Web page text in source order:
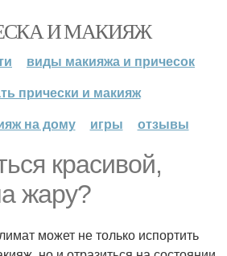
И МАКИЯЖ
виды макияжа и причесок
прически и макияж
на дому
игры отзывы
красивой,
жару?
может не только испортить